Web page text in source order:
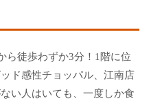
ら徒歩わずか3分！1階に位
ド感性チョッパル、江南店
い人はいても、一度しか食